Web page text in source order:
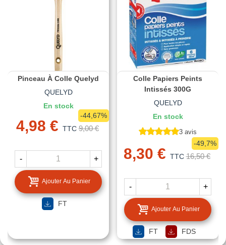
Pinceau À Colle Quelyd
QUELYD
En stock
4,98 € TTC 9,00 €
-44,67%
- +
Ajouter Au Panier
FT
Colle Papiers Peints
Intissés 300G
QUELYD
En stock
3 avis
8,30 € TTC 16,50 €
-49,7%
- +
Ajouter Au Panier
FT FDS